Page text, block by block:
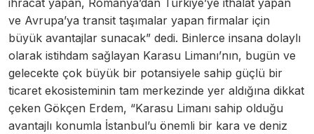
ihracat yapan, Romanya’dan Türkiye’ye ithalat yapan
ve Avrupa’ya transit taşımalar yapan firmalar için
büyük avantajlar sunacak” dedi. Binlerce insana dolaylı
olarak istihdam sağlayan Karasu Limanı’nın, bugün ve
gelecekte çok büyük bir potansiyele sahip güçlü bir
ticaret ekosisteminin tam merkezinde yer aldığına dikkat
çeken Gökçen Erdem, “Karasu Limanı sahip olduğu
avantajlı konumla İstanbul’u önemli bir kara ve deniz